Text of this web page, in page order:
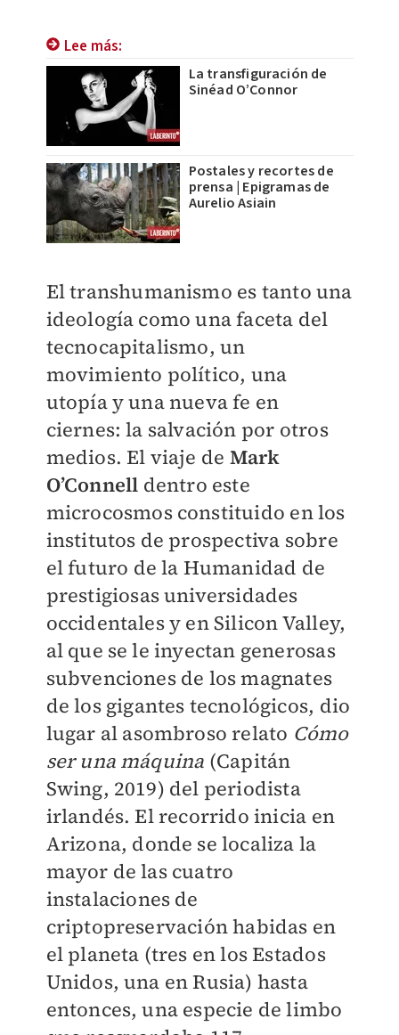
Lee más:
La transfiguración de
Sinéad O’Connor
Postales y recortes de
prensa | Epigramas de
Aurelio Asiain
El transhumanismo es tanto una
ideología como una faceta del
tecnocapitalismo, un
movimiento político, una
utopía y una nueva fe en
ciernes: la salvación por otros
medios. El viaje de Mark
O’Connell dentro este
microcosmos constituido en los
institutos de prospectiva sobre
el futuro de la Humanidad de
prestigiosas universidades
occidentales y en Silicon Valley,
al que se le inyectan generosas
subvenciones de los magnates
de los gigantes tecnológicos, dio
lugar al asombroso relato Cómo
ser una máquina (Capitán
Swing, 2019) del periodista
irlandés. El recorrido inicia en
Arizona, donde se localiza la
mayor de las cuatro
instalaciones de
criptopreservación habidas en
el planeta (tres en los Estados
Unidos, una en Rusia) hasta
entonces, una especie de limbo